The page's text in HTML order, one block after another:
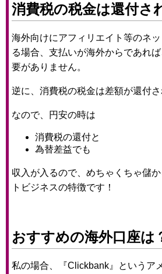
消費税の税金は還付さ
海外向けにアフィリエイト等のネ
る場合、支払いが海外からであれ
要がありません。
逆に、消費税の税金は差額が還付さ
なので、円安の時は
消費税の還付と
為替差益でも
収入が入るので、めちゃくちゃ儲
トビジネスの特徴です！
おすすめの海外口座は
私の場合、『Clickbank』というア